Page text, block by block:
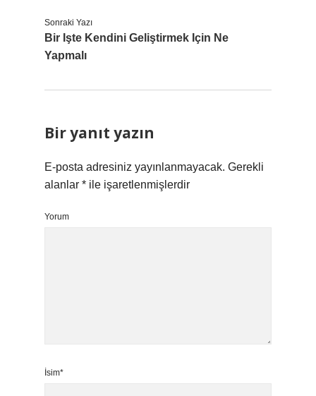
Sonraki Yazı
Bir Işte Kendini Geliştirmek Için Ne
Yapmalı
Bir yanıt yazın
E-posta adresiniz yayınlanmayacak. Gerekli
alanlar * ile işaretlenmişlerdir
Yorum
İsim*